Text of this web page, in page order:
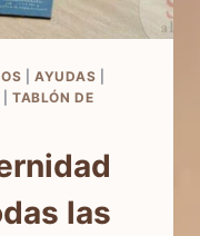
|AYUDAS
|TABLÓN DE
las